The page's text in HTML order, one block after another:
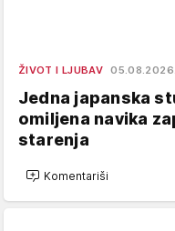
ŽIVOT I LJUBAV 05.08.2026.
Jedna japanska
omiljena navika
starenja
Komentariši